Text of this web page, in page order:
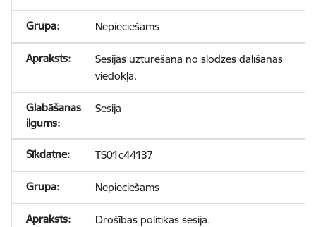
Nepieciešams
Sesijas uzturēšana no slodzes dalīšanas
viedokļa.
Sesija
TS01c44137
Nepieciešams
Drošības politikas sesija.